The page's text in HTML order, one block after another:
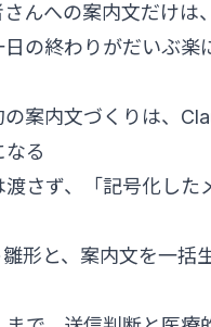
んへの案内文だけは
の終わりがだいぶ楽
案内文づくりは、
る
さず、「記号化した
形と、案内文を一括